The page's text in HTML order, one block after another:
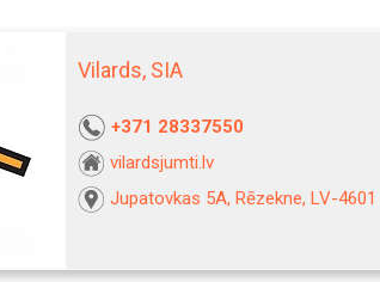
Vilards, SIA
+371 28337550
vilardsjumti.lv
Jupatovkas 5A, Rēzekne, LV-4601